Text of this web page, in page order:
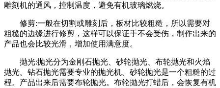
雕刻机的通风，控制温度，避免有机玻璃燃烧。
修剪:一般在切割或雕刻后，板材比较粗糙，所以需要对
粗糙的边缘进行修剪，这样可以保证手不会受伤，制作出来的
产品也会比较光滑，增加使用满意度。
抛光:抛光分为金刚石抛光、砂轮抛光、布轮抛光和火焰
抛光。钻石抛光需要专业的抛光机。砂轮抛光是一个粗糙的过
程。产品出来后需要布轮抛光。布轮抛光打蜡后，会恢复有机